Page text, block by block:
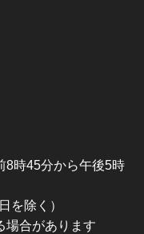
8時45分から午後5時
を除く）
場合があります